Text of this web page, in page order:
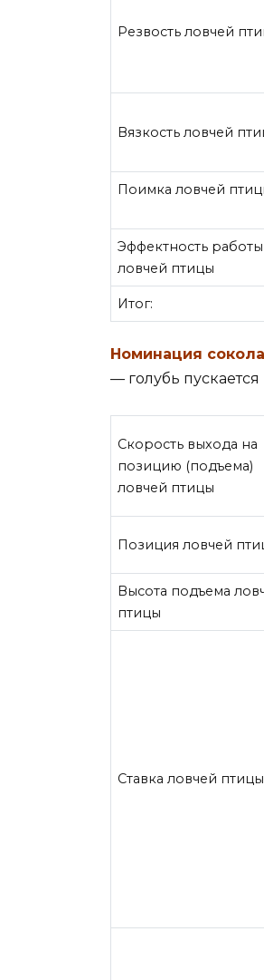
Резвость ловчей
Вязкость ловчей
Поимка ловчей
Эффектность работы
ловчей птицы
Итог:
Номинация
— голубь
Скорость выхода на
позицию (подъема)
ловчей птицы
Позиция ловчей
Высота подъема
птицы
Ставка ловчей птицы